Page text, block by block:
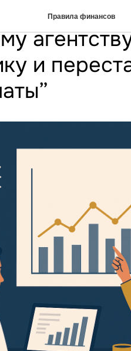
Правила финансов
учёт
и